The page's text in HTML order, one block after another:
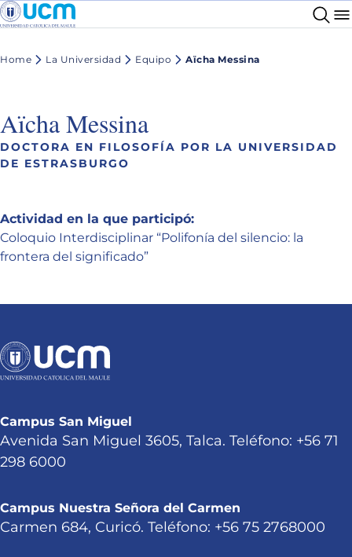
Home La Universidad Equipo Aïcha Messina
Aïcha Messina
DOCTORA EN FILOSOFÍA POR LA UNIVERSIDAD
DE ESTRASBURGO
Actividad en la que participó:
Coloquio Interdisciplinar “Polifonía del silencio: la
frontera del significado”
Campus San Miguel
Avenida San Miguel 3605, Talca. Teléfono: +56 71
298 6000
Campus Nuestra Señora del Carmen
Carmen 684, Curicó. Teléfono: +56 75 2768000